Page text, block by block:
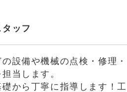
ッフ
設備や機械の点検・修理・
当します。
から丁寧に指導します！工